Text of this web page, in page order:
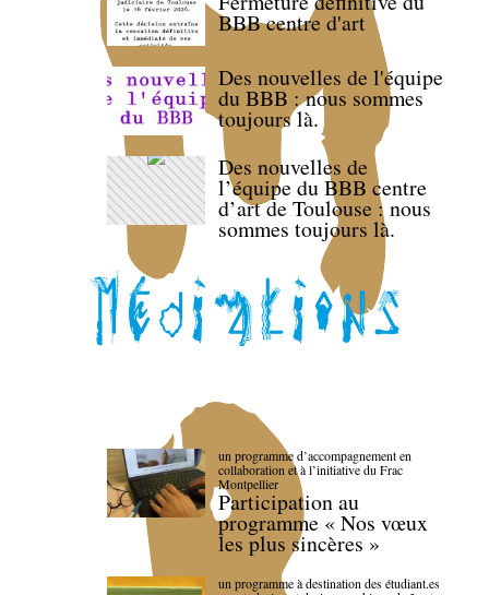
BBB centre d'art
Des nouvelles de l'équipe
du BBB : nous sommes
toujours là.
Des nouvelles de
l’équipe du BBB centre
d’art de Toulouse : nous
sommes toujours là.
un programme d’accompagnement en
collaboration et à l’initiative du Frac
Montpellier
Participation au
programme « Nos vœux
les plus sincères »
un programme à destination des étudiant.es